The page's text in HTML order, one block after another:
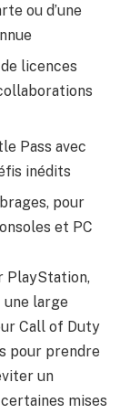
ou d’une
licences
Pass avec
inédits
pour
et PC
PlayStation,
une large
Call of Duty
pour prendre
un
mises